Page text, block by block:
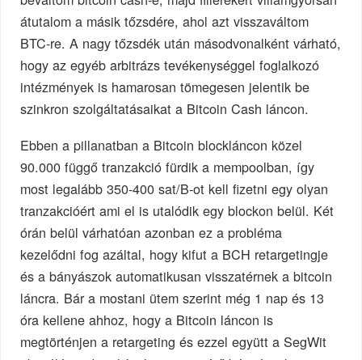
átutalom a másik tőzsdére, ahol azt visszaváltom
BTC-re. A nagy tőzsdék után másodvonalként várható,
hogy az egyéb arbitrázs tevékenységgel foglalkozó
intézmények is hamarosan tömegesen jelentik be
szinkron szolgáltatásaikat a Bitcoin Cash láncon.
Ebben a pillanatban a Bitcoin blockláncon közel
90.000 függő tranzakció fürdik a mempoolban, így
most legalább 350-400 sat/B-ot kell fizetni egy olyan
tranzakcióért ami el is utalódik egy blockon belül. Két
órán belül várhatóan azonban ez a probléma
kezelődni fog azáltal, hogy kifut a BCH retargetingje
és a bányászok automatikusan visszatérnek a bitcoin
láncra. Bár a mostani ütem szerint még 1 nap és 13
óra kellene ahhoz, hogy a Bitcoin láncon is
megtörténjen a retargeting és ezzel együtt a SegWit